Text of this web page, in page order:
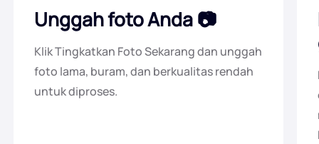
Unggah foto Anda
Klik Tingkatkan Foto Sekarang dan unggah
foto lama, buram, dan berkualitas rendah
untuk diproses.